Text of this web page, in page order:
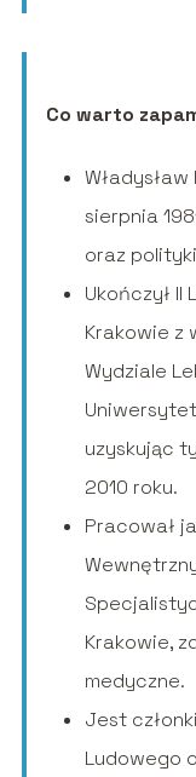
Co warto
sierpnia
oraz
Ukończył II
Krakowie z
Wydziale
uzyskując
2010 roku.
Pracował
Krakowie,
medyczne.
Jest
Ludowego